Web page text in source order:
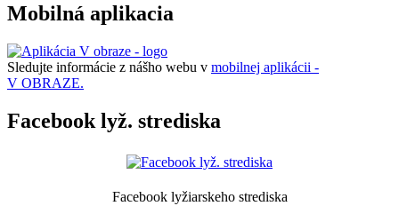
Mobilná aplikacia
Sledujte informácie z nášho webu v mobilnej aplikácii -
V OBRAZE.
Facebook lyž. strediska
Facebook lyžiarskeho strediska